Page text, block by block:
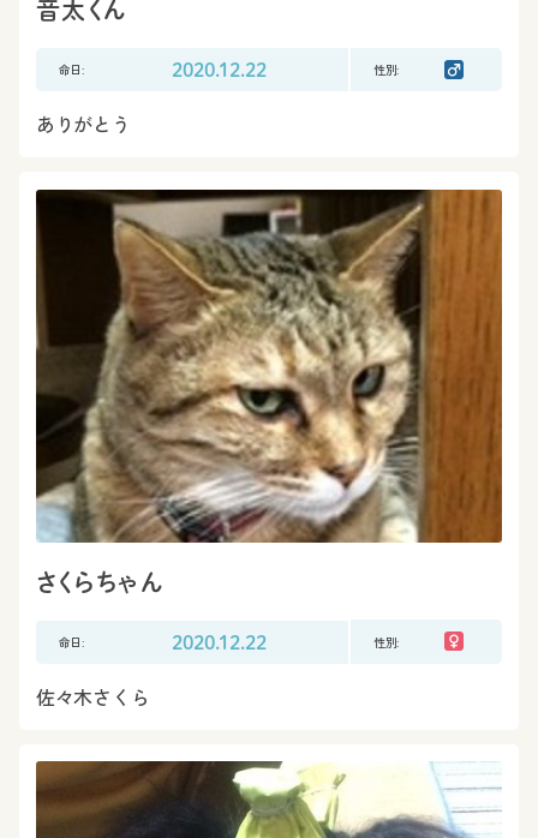
音太くん
命日: 2020.12.22 性別:
ありがとう
さくらちゃん
命日: 2020.12.22 性別:
佐々木さくら